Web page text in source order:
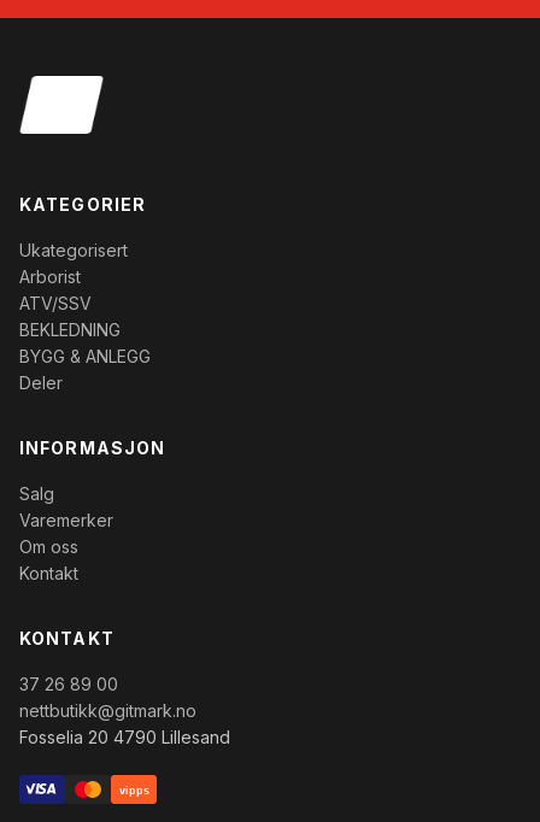
KATEGORIER
Ukategorisert
Arborist
ATV/SSV
BEKLEDNING
BYGG & ANLEGG
Deler
INFORMASJON
Salg
Varemerker
Om oss
Kontakt
KONTAKT
37 26 89 00
nettbutikk@gitmark.no
Fosselia 20 4790 Lillesand
vipps